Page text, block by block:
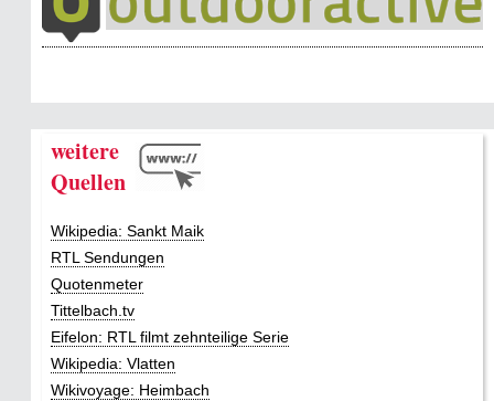
weitere
Quellen
Wikipedia: Sankt Maik
RTL Sendungen
Quotenmeter
Tittelbach.tv
Eifelon: RTL filmt zehnteilige Serie
Wikipedia: Vlatten
Wikivoyage: Heimbach